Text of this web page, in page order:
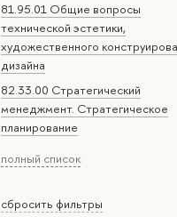
81.95.01 Общие вопросы
технической эстетики,
художественного
дизайна
82.33.00 Стратегический
менеджмент. Стратегическое
планирование
полный список
сбросить фильтры